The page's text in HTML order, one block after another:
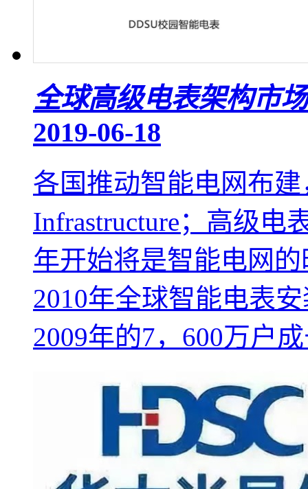
全球高级电表架构市
2019-06-18
各国推动智能电网布
Infrastructure；高级电
年开始将是智能电网
2010年全球智能电表
2009年的7，600万户